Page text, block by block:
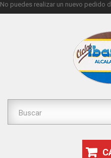
No puedes realizar un nuevo pedido